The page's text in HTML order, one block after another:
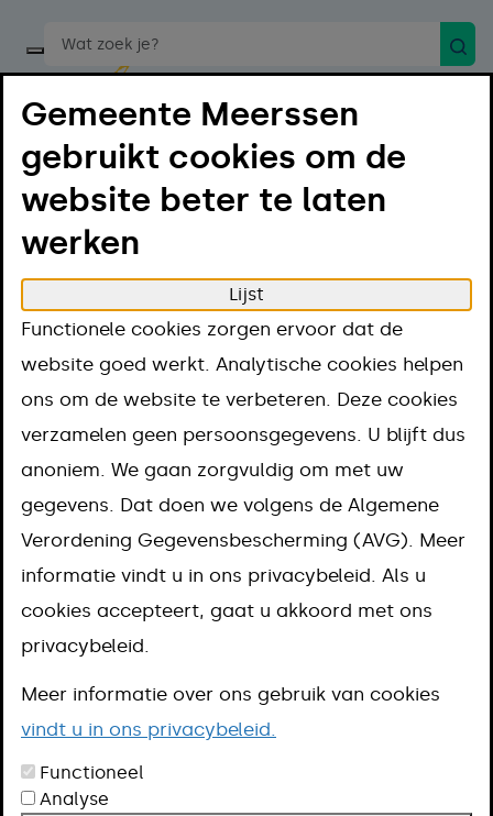
Start een spraakopdracht
Menu
Home Regelen Vergunningen en regels
Melding
Toeristenbelasting betalen
betalen
Aanpak
Kosten
Omschrijving
Voorwaarden
Meer informatie
Biedt u plek aan toeristen om te
overnachten? Dan betaalt u
Gemeente Meerssen
gebruikt cookies om de
website beter te laten
werken
Lijst
Functionele cookies zorgen ervoor dat de
website goed werkt. Analytische cookies helpen
ons om de website te verbeteren. Deze cookies
verzamelen geen persoonsgegevens. U blijft dus
anoniem. We gaan zorgvuldig om met uw
gegevens. Dat doen we volgens de Algemene
Verordening Gegevensbescherming (AVG). Meer
informatie vindt u in ons privacybeleid. Als u
cookies accepteert, gaat u akkoord met ons
privacybeleid.
Meer informatie over ons gebruik van cookies
vindt u in ons privacybeleid.
Functioneel
Analyse